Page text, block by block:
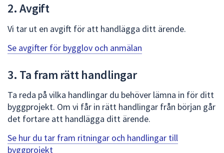
2. Avgift
Vi tar ut en avgift för att handlägga ditt ärende.
Se avgifter för bygglov och anmälan
3. Ta fram rätt handlingar
Ta reda på vilka handlingar du behöver lämna in för ditt
byggprojekt. Om vi får in rätt handlingar från början går
det fortare att handlägga ditt ärende.
Se hur du tar fram ritningar och handlingar till
byggprojekt